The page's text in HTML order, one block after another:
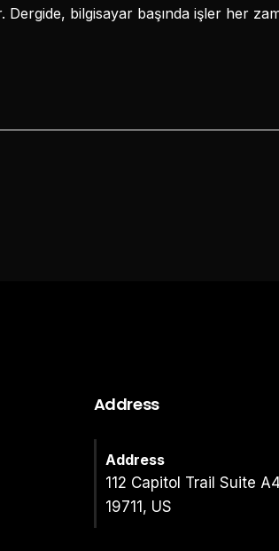
Dergide, bilgisayar başında işler her
Address
Address
112 Capitol Trail Suite
19711, US